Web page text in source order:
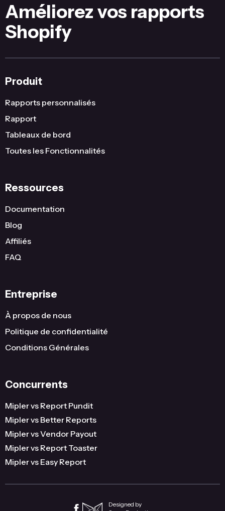
Améliorez vos rapports
Shopify
Produit
Rapports personnalisés
Rapport
Tableaux de bord
Toutes les Fonctionnalités
Ressources
Documentation
Blog
Affiliés
FAQ
Entreprise
À propos de nous
Politique de confidentialité
Conditions Générales
Concurrents
Mipler vs Report Pundit
Mipler vs Better Reports
Mipler vs Vendor Payout
Mipler vs Report Toaster
Mipler vs Easy Report
Designed by